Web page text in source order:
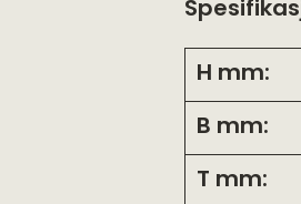
H mm:
B mm:
T mm: